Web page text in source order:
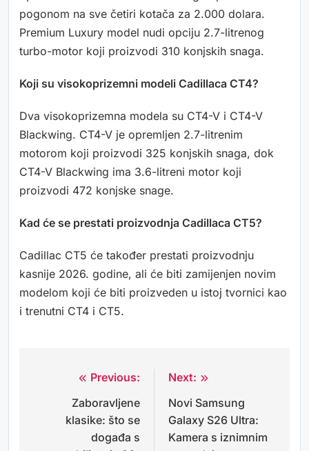
pogonom na sve četiri kotača za 2.000 dolara.
Premium Luxury model nudi opciju 2.7-litrenog
turbo-motor koji proizvodi 310 konjskih snaga.
Koji su visokoprizemni modeli Cadillaca CT4?
Dva visokoprizemna modela su CT4-V i CT4-V
Blackwing. CT4-V je opremljen 2.7-litrenim
motorom koji proizvodi 325 konjskih snaga, dok
CT4-V Blackwing ima 3.6-litreni motor koji
proizvodi 472 konjske snage.
Kad će se prestati proizvodnja Cadillaca CT5?
Cadillac CT5 će također prestati proizvodnju
kasnije 2026. godine, ali će biti zamijenjen novim
modelom koji će biti proizveden u istoj tvornici kao
i trenutni CT4 i CT5.
Navigacija
objava
Previous:
Zaboravljene
klasike: što se
događa s
Next:
Novi Samsung
Galaxy S26 Ultra:
Kamera s iznimnim